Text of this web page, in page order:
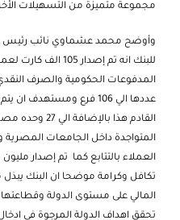
مجموعة متميزة من التسهيلات
وأوضح محمد عشماوي نائب رئيس
للبنك انه تم إصدار
المدفوعات الحكومية والصرف
القادم هذا
المتواجدة داخل الجامعات المصرية
تكافل وكرامة موضحا ان البنك
المالي على مستوى الدولة
تحقق اهداف الدولة المرجوة في